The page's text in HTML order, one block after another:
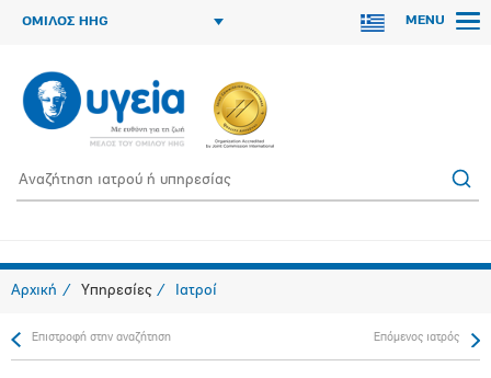
ΟΜΙΛΟΣ HHG MENU
Αρχική Υπηρεσίες Ιατροί
Επιστροφή στην αναζήτηση Επόμενος ιατρός